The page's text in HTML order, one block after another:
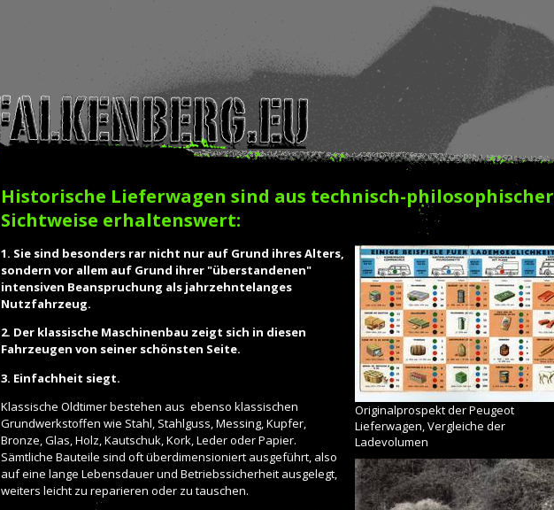
Historische Lieferwagen sind aus technisch-philosophischer
Sichtweise erhaltenswert:
Originalprospekt der Peugeot
Lieferwagen, Vergleiche der
Ladevolumen
1. Sie sind besonders rar nicht nur auf Grund ihres Alters,
sondern vor allem auf Grund ihrer "überstandenen"
intensiven Beanspruchung als jahrzehntelanges
Nutzfahrzeug.
2. Der klassische Maschinenbau zeigt sich in diesen
Fahrzeugen von seiner schönsten Seite.
3. Einfachheit siegt.
Klassische Oldtimer bestehen aus ebenso klassischen
Grundwerkstoffen wie Stahl, Stahlguss, Messing, Kupfer,
Bronze, Glas, Holz, Kautschuk, Kork, Leder oder Papier.
Sämtliche Bauteile sind oft überdimensioniert ausgeführt, also
auf eine lange Lebensdauer und Betriebssicherheit ausgelegt,
weiters leicht zu reparieren oder zu tauschen.